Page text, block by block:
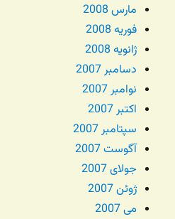
مارس 2008
فوریه 2008
ژانویه 2008
دسامبر 2007
نوامبر 2007
اکتبر 2007
سپتامبر 2007
آگوست 2007
جولای 2007
ژوئن 2007
می 2007